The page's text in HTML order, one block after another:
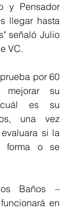
y Pensador
llegar hasta
señaló Julio
VC.
por 60
su
es su
una vez
si la
forma o se
Baños –
en